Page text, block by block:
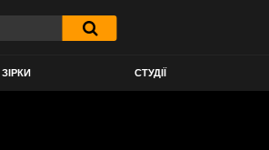
ЗІРКИ СТУДІЇ